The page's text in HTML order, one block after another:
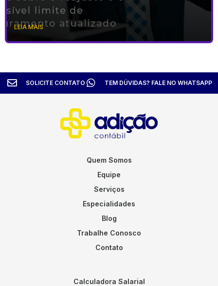
LEIA MAIS
SOLICITE CONTATO TEM DÚVIDAS? FALE NO WHATSAPP
Quem Somos
Equipe
Serviços
Especialidades
Blog
Trabalhe Conosco
Contato
Calculadora Salarial